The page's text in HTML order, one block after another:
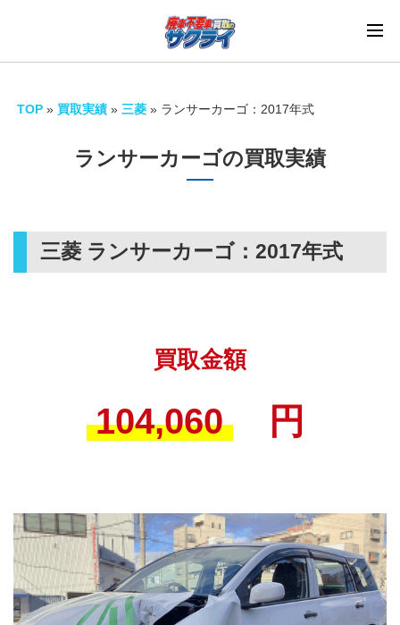
TOP » 買取実績 » 三菱 » ランサーカーゴ：2017年式
ランサーカーゴの買取実績
三菱 ランサーカーゴ： 2017年式
買取金額
104,060 円